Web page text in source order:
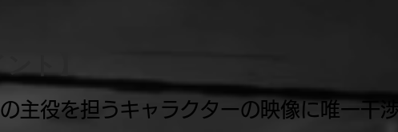
ト】
主役を担うキャラクターの映像に唯一干